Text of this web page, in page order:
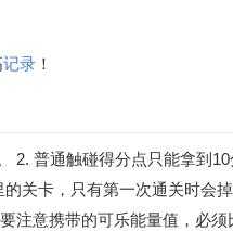
记录 ！
2. 普通触碰得分点只能拿到
关卡，只有第一次通关时
注意携带的可乐能量值，必